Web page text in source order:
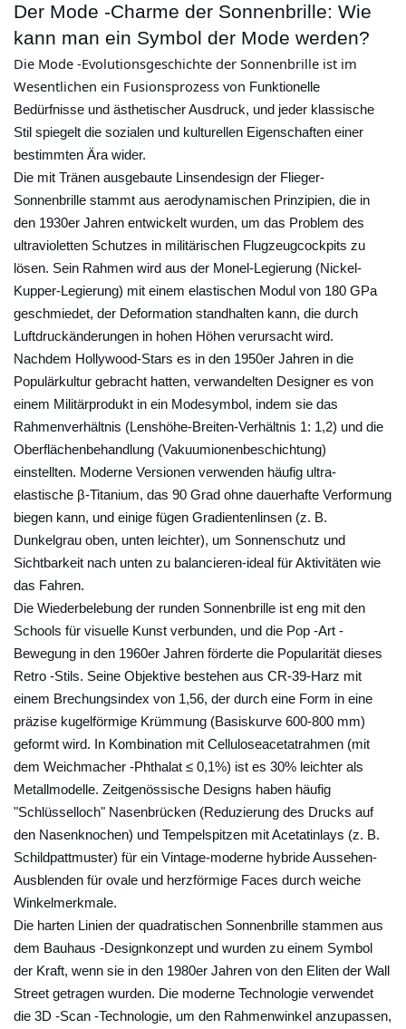
t
ä
t
s
-
u
n
d
S
c
h
t
z
s
t
r
a
t
e
g
i
e
n
f
ü
r
v
e
r
s
c
h
i
e
d
n
e
S
z
e
Der Mode -Charme der Sonnenbrille: Wie
kann man ein Symbol der Mode werden?
Die Mode -Evolutionsgeschichte der Sonnenbrille ist im
Wesentlichen ein Fusionsprozess von Funktionelle
Bedürfnisse und ästhetischer Ausdruck, und jeder klassische
Stil spiegelt die sozialen und kulturellen Eigenschaften einer
bestimmten Ära wider.
Die mit Tränen ausgebaute Linsendesign der Flieger-
Sonnenbrille stammt aus aerodynamischen Prinzipien, die in
den 1930er Jahren entwickelt wurden, um das Problem des
ultravioletten Schutzes in militärischen Flugzeugcockpits zu
lösen. Sein Rahmen wird aus der Monel-Legierung (Nickel-
Kupper-Legierung) mit einem elastischen Modul von 180 GPa
geschmiedet, der Deformation standhalten kann, die durch
Luftdruckänderungen in hohen Höhen verursacht wird.
Nachdem Hollywood-Stars es in den 1950er Jahren in die
Populärkultur gebracht hatten, verwandelten Designer es von
einem Militärprodukt in ein Modesymbol, indem sie das
Rahmenverhältnis (Lenshöhe-Breiten-Verhältnis 1: 1,2) und die
Oberflächenbehandlung (Vakuumionenbeschichtung)
einstellten. Moderne Versionen verwenden häufig ultra-
elastische β-Titanium, das 90 Grad ohne dauerhafte Verformung
biegen kann, und einige fügen Gradientenlinsen (z. B.
Dunkelgrau oben, unten leichter), um Sonnenschutz und
Sichtbarkeit nach unten zu balancieren-ideal für Aktivitäten wie
das Fahren.
Die Wiederbelebung der runden Sonnenbrille ist eng mit den
Schools für visuelle Kunst verbunden, und die Pop -Art -
Bewegung in den 1960er Jahren förderte die Popularität dieses
Retro -Stils. Seine Objektive bestehen aus CR-39-Harz mit
einem Brechungsindex von 1,56, der durch eine Form in eine
präzise kugelförmige Krümmung (Basiskurve 600-800 mm)
geformt wird. In Kombination mit Celluloseacetatrahmen (mit
dem Weichmacher -Phthalat ≤ 0,1%) ist es 30% leichter als
Metallmodelle. Zeitgenössische Designs haben häufig
"Schlüsselloch" Nasenbrücken (Reduzierung des Drucks auf
den Nasenknochen) und Tempelspitzen mit Acetatinlays (z. B.
Schildpattmuster) für ein Vintage-moderne hybride Aussehen-
Ausblenden für ovale und herzförmige Faces durch weiche
Winkelmerkmale.
Die harten Linien der quadratischen Sonnenbrille stammen aus
dem Bauhaus -Designkonzept und wurden zu einem Symbol
der Kraft, wenn sie in den 1980er Jahren von den Eliten der Wall
Street getragen wurden. Die moderne Technologie verwendet
die 3D -Scan -Technologie, um den Rahmenwinkel anzupassen,